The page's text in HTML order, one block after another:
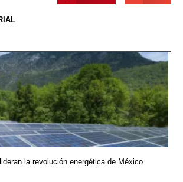
la revolución energética de México